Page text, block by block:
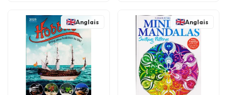
Anglais Anglais